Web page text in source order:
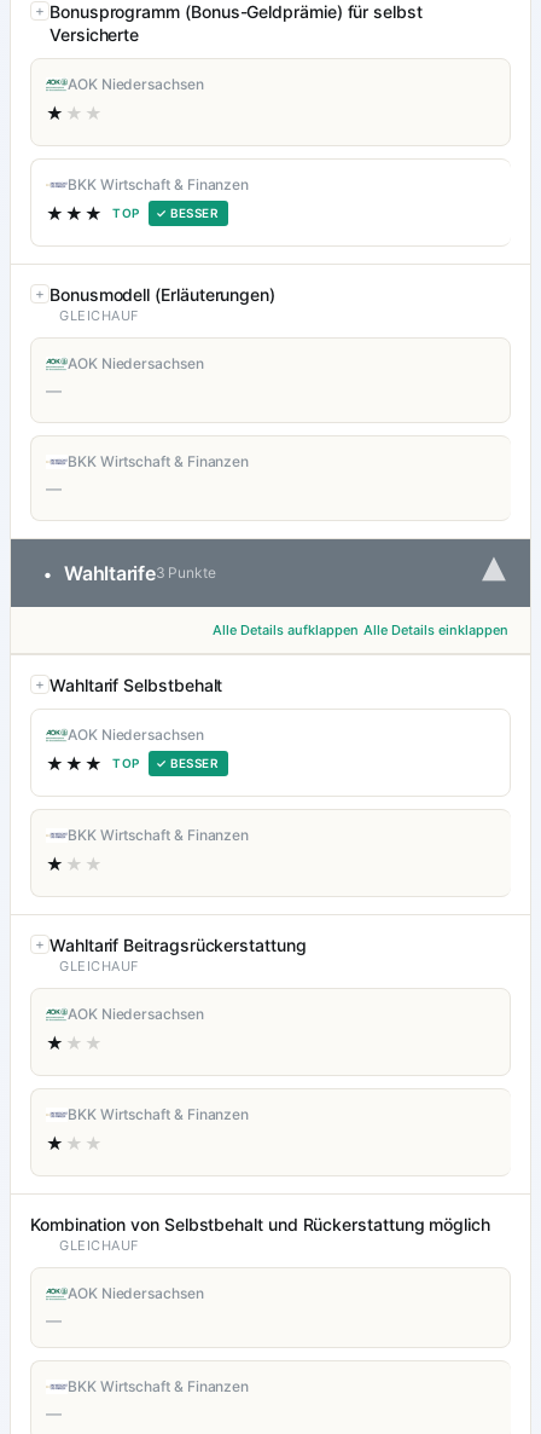
Bonusprogramm (Bonus-Geldprämie) für selbst
Versicherte
AOK Niedersachsen
★ ★★
BKK Wirtschaft & Finanzen
★★★ TOP ✓ BESSER
Bonusmodell (Erläuterungen)
GLEICHAUF
AOK Niedersachsen
—
BKK Wirtschaft & Finanzen
—
• Wahltarife3 Punkte ▾
Alle Details aufklappen Alle Details einklappen
Wahltarif Selbstbehalt
AOK Niedersachsen
★★★ TOP ✓ BESSER
BKK Wirtschaft & Finanzen
★ ★★
Wahltarif Beitragsrückerstattung
GLEICHAUF
AOK Niedersachsen
★ ★★
BKK Wirtschaft & Finanzen
★ ★★
Kombination von Selbstbehalt und Rückerstattung möglich
GLEICHAUF
AOK Niedersachsen
—
BKK Wirtschaft & Finanzen
—